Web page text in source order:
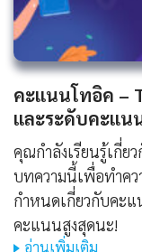
คะแนนโทอิค –
และระดับคะแน
คุณกำลังเรียนรู้เกี่ย
บทความนี้เพื่อทำคว
กำหนดเกี่ยวกับคะ
คะแนนสูงสุดนะ!
อ่านเพิ่มเติม